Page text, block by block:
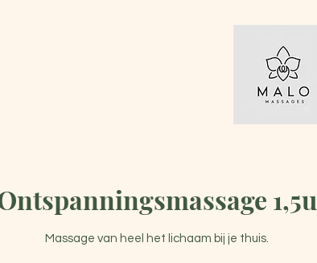
1,5u
Massage van heel het lichaam bij je thuis.